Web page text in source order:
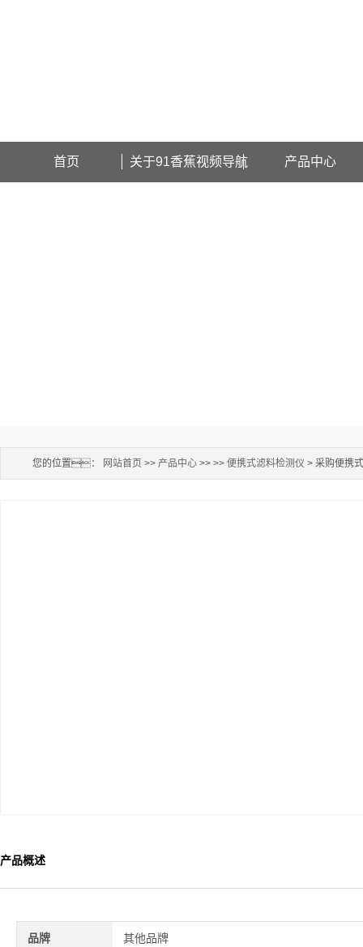
首页 关于91香蕉视频导航 产品中心
您的位置： 网站首页 >> 产品中心 >> >> 便携式滤料检测仪 > 采购便携
产品概述
品牌 其他品牌